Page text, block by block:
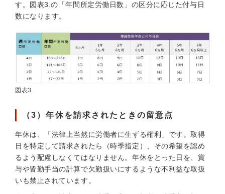
す。図表3.の「年間所定労働日数」の区分に応じた付与日
数になります。
図表3.
（3）年休を請求されたときの留意点
年休は、「法律上当然に労働者に生ずる権利」です。取得
日を特定して請求されたら（時季指定）、その希望を認め
るよう配慮しなくてはなりません。年休をとった日を、賞
与や皆勤手当の計算で欠勤扱いにするような不利益な取扱
いも禁止されています。